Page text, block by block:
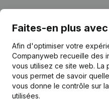
Faites-en plus
Afin d'optimiser votre
Companyweb recueille des
vous utilisez ce site web. La
vous permet de savoir
vous donne le contrôle sur
utilisées.
Français